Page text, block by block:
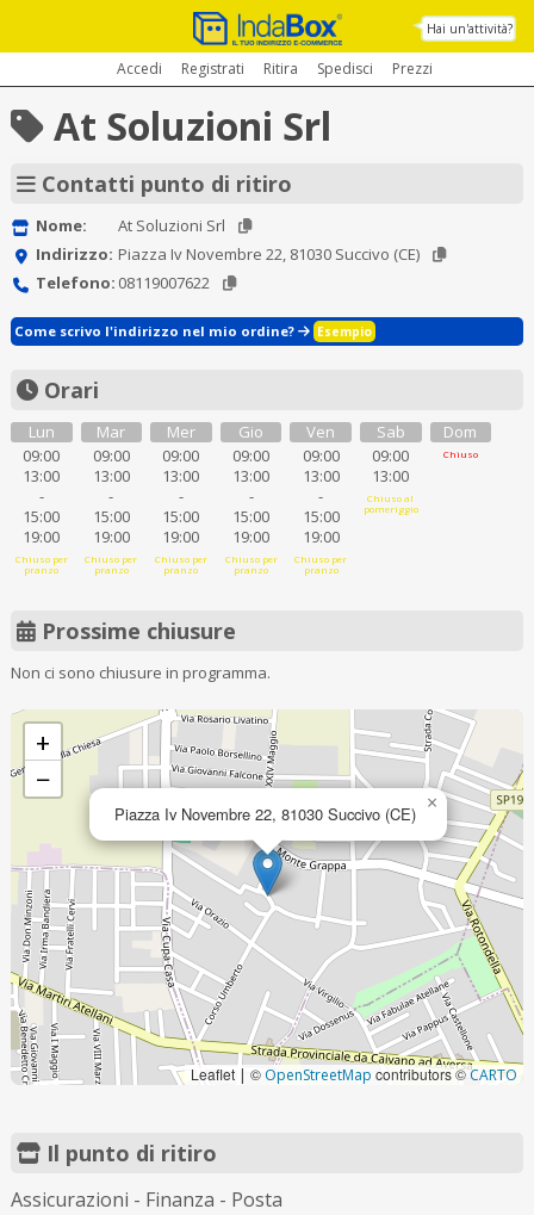
Hai un'attività?
Accedi Registrati Ritira Spedisci Prezzi
At Soluzioni Srl
Contatti punto di ritiro
Nome:
At Soluzioni Srl
Indirizzo: Piazza Iv Novembre 22, 81030 Succivo (CE)
Telefono: 08119007622
Come scrivo l'indirizzo nel mio ordine? Esempio
Orari
Lun
09:00
13:00
-
15:00
19:00
Chiuso per
pranzo
Mar
09:00
13:00
-
15:00
19:00
Chiuso per
pranzo
Mer
09:00
13:00
-
15:00
19:00
Chiuso per
pranzo
Gio
09:00
13:00
-
15:00
19:00
Chiuso per
pranzo
Ven
09:00
13:00
-
15:00
19:00
Chiuso per
pranzo
Sab
09:00
13:00
Chiuso al
pomeriggio
Dom
Chiuso
Prossime chiusure
Non ci sono chiusure in programma.
Piazza Iv Novembre 22, 81030 Succivo (CE) ×
+
−
Leaflet | © OpenStreetMap contributors ©CARTO
Il punto di ritiro
Assicurazioni - Finanza - Posta